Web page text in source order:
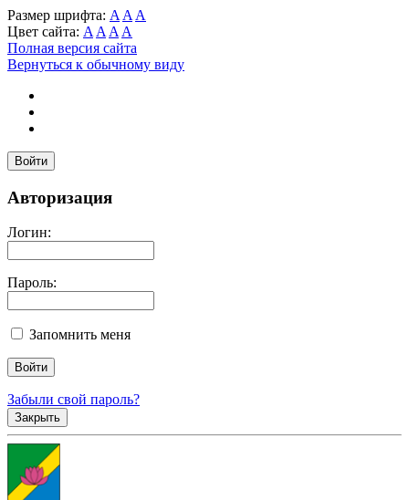
Размер шрифта: A A A
Цвет сайта: A A A A
Полная версия сайта
Вернуться к обычному виду
Войти
Авторизация
Логин:
Пароль:
Запомнить меня
Забыли свой пароль?
Закрыть